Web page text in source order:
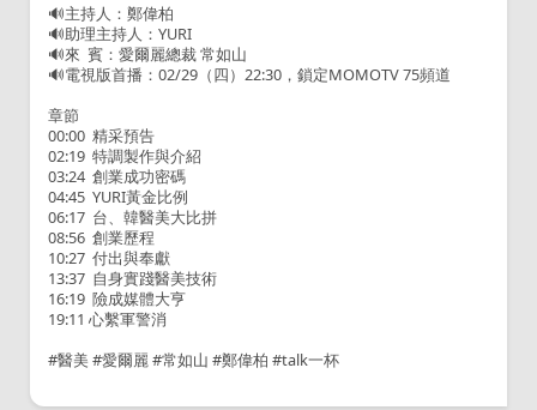
🔊主持人：鄭偉柏
🔊助理主持人：YURI
🔊來 賓：愛爾麗總裁 常如山
🔊電視版首播：02/29（四）22:30，鎖定MOMOTV 75頻道
章節
00:00 精采預告
02:19 特調製作與介紹
03:24 創業成功密碼
04:45 YURI黃金比例
06:17 台、韓醫美大比拼
08:56 創業歷程
10:27 付出與奉獻
13:37 自身實踐醫美技術
16:19 險成媒體大亨
19:11 心繫軍警消
#醫美 #愛爾麗 #常如山 #鄭偉柏 #talk一杯